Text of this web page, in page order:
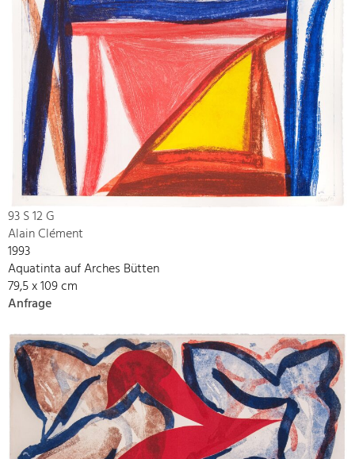
93 S 12 G
Alain Clément
1993
Aquatinta auf Arches Bütten
79,5 x 109 cm
Anfrage